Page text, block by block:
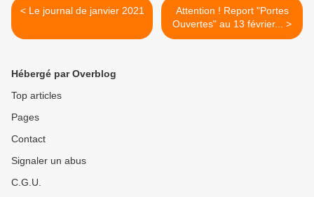
< Le journal de janvier 2021
Attention ! Report "Portes
Ouvertes" au 13 février... >
Hébergé par Overblog
Top articles
Pages
Contact
Signaler un abus
C.G.U.